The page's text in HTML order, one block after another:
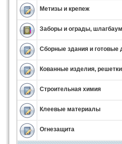
Метизы и крепеж
Заборы и ограды,
Сборные здания и готовые
Кованные изделия, решетки
Строительная химия
Клеевые материалы
Огнезащита